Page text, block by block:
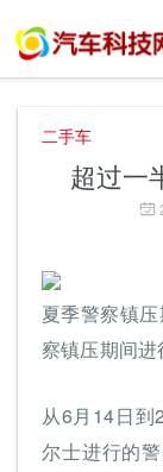
二手车
超过一
夏季警察镇
察镇压期间进
从6月14日到
尔士进行的